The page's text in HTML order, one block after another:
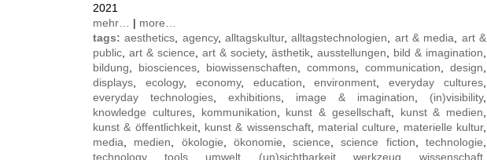
2021
mehr…
| more…
tags:aesthetics agency,alltagskultur,alltagstechnologien art & media
art &
public art & science art & society, ästhetik ausstellungen bild & imagination
bildung
biosciences biowissenschaften commons communication design
displays
ecology, economy, education ,environment ,everyday cultures
everyday technologies
exhibitions image & imagination (in)visibility,
knowledge cultures, kommunikation kunst & gesellschaft, kunst & medien
kunst & öffentlichkeit, kunst & wissenschaft, material culture materielle kultur,
media
medien ökologie ökonomie ,science ,science fiction ,technologie
technology, tools, umwelt (un)sichtbarkeit,werkzeug ,wissenschaft